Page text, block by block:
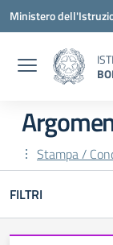
Vai ai contenuti
Vai al menu di
Vai al footer
Ministero
Stampa /
FILTRI